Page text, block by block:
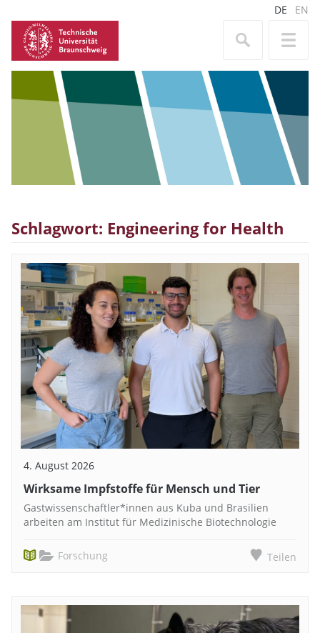
DE EN
Schlagwort: Engineering for Health
4. August 2026
Wirksame Impfstoffe für Mensch und Tier
Gastwissenschaftler*innen aus Kuba und Brasilien
arbeiten am Institut für Medizinische Biotechnologie
Forschung Teilen